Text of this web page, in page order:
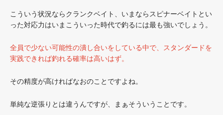
こういう状況ならクランクベイト、いまならスピナーベイトとい
った対応力はいまこういった時代で釣るには最も強いでしょう。
全員で少ない可能性の潰し合いをしている中で、スタンダードを
実践できれば釣れる確率は高いはず。
その精度が高ければなおのことですよね。
単純な逆張りとは違うんですが、まぁそういうことです。